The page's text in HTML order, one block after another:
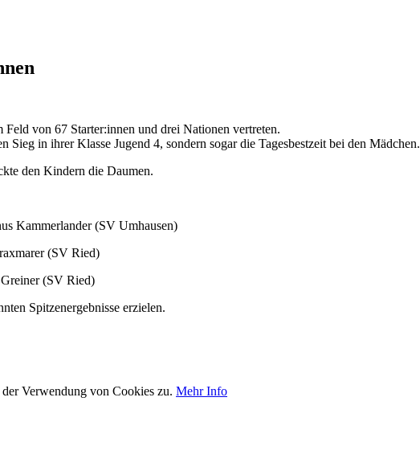
von 67 Starter:innen und drei Nationen vertreten.
in ihrer Klasse Jugend 4, sondern sogar die Tagesbestzeit bei den Mädchen.
den Kindern die Daumen.
Kammerlander (SV Umhausen)
(SV Ried)
(SV Ried)
Spitzenergebnisse erzielen.
Verwendung von Cookies zu. Mehr Info